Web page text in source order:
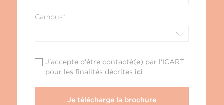
Campus*
J'accepte d'être contacté(e) par l'ICART
pour les finalités décrites ici